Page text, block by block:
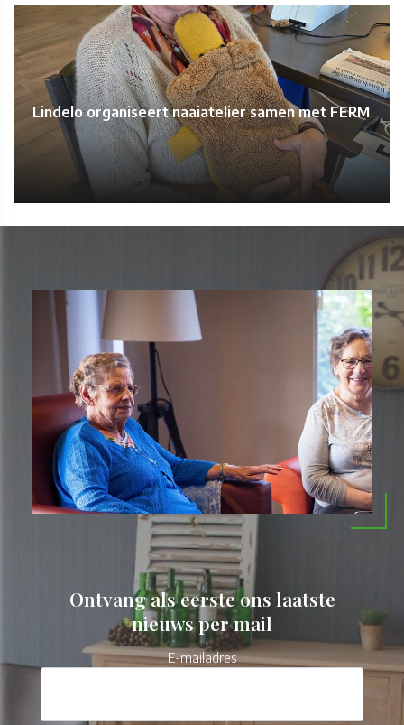
Lindelo organiseert naaiatelier samen met FERM
Ontvang als eerste ons laatste
nieuws per mail
E-mailadres